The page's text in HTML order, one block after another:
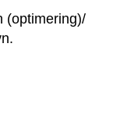
(optimering)/